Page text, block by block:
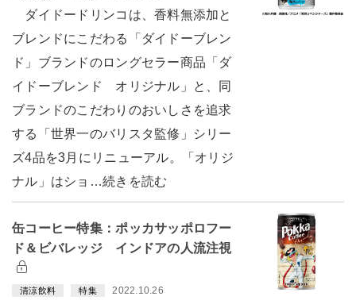
ダイドードリンコは、香料無添加と
ブレンドにこだわる「ダイドーブレン
ド」ブランドのロングセラー商品「ダ
イドーブレンド オリジナル」と、同
ブランドのこだわりのおいしさを追求
する「世界一のバリスタ監修」シリー
ズ4品を3月にリニューアル。「オリジ
ナル」はショ…続きを読む
缶コーヒー特集：ポッカサッポロフー
ド＆ビバレッジ インドアの人流注視
清涼飲料 特集 2022.10.26